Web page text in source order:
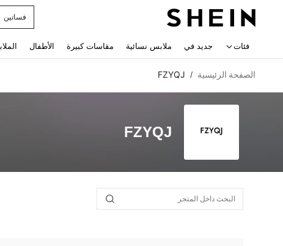
فساتين
فئات جديد في ملابس نسائية مقاسات كبيرة الأطفال
الصفحة الرئيسية /
FZYQJ
FZYQJ